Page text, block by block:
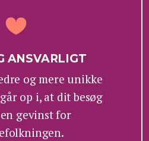
ANSVARLIGT
og mere unikke
op i, at dit besøg
gevinst for